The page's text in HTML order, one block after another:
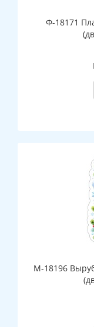
Ф-18171
М-18196